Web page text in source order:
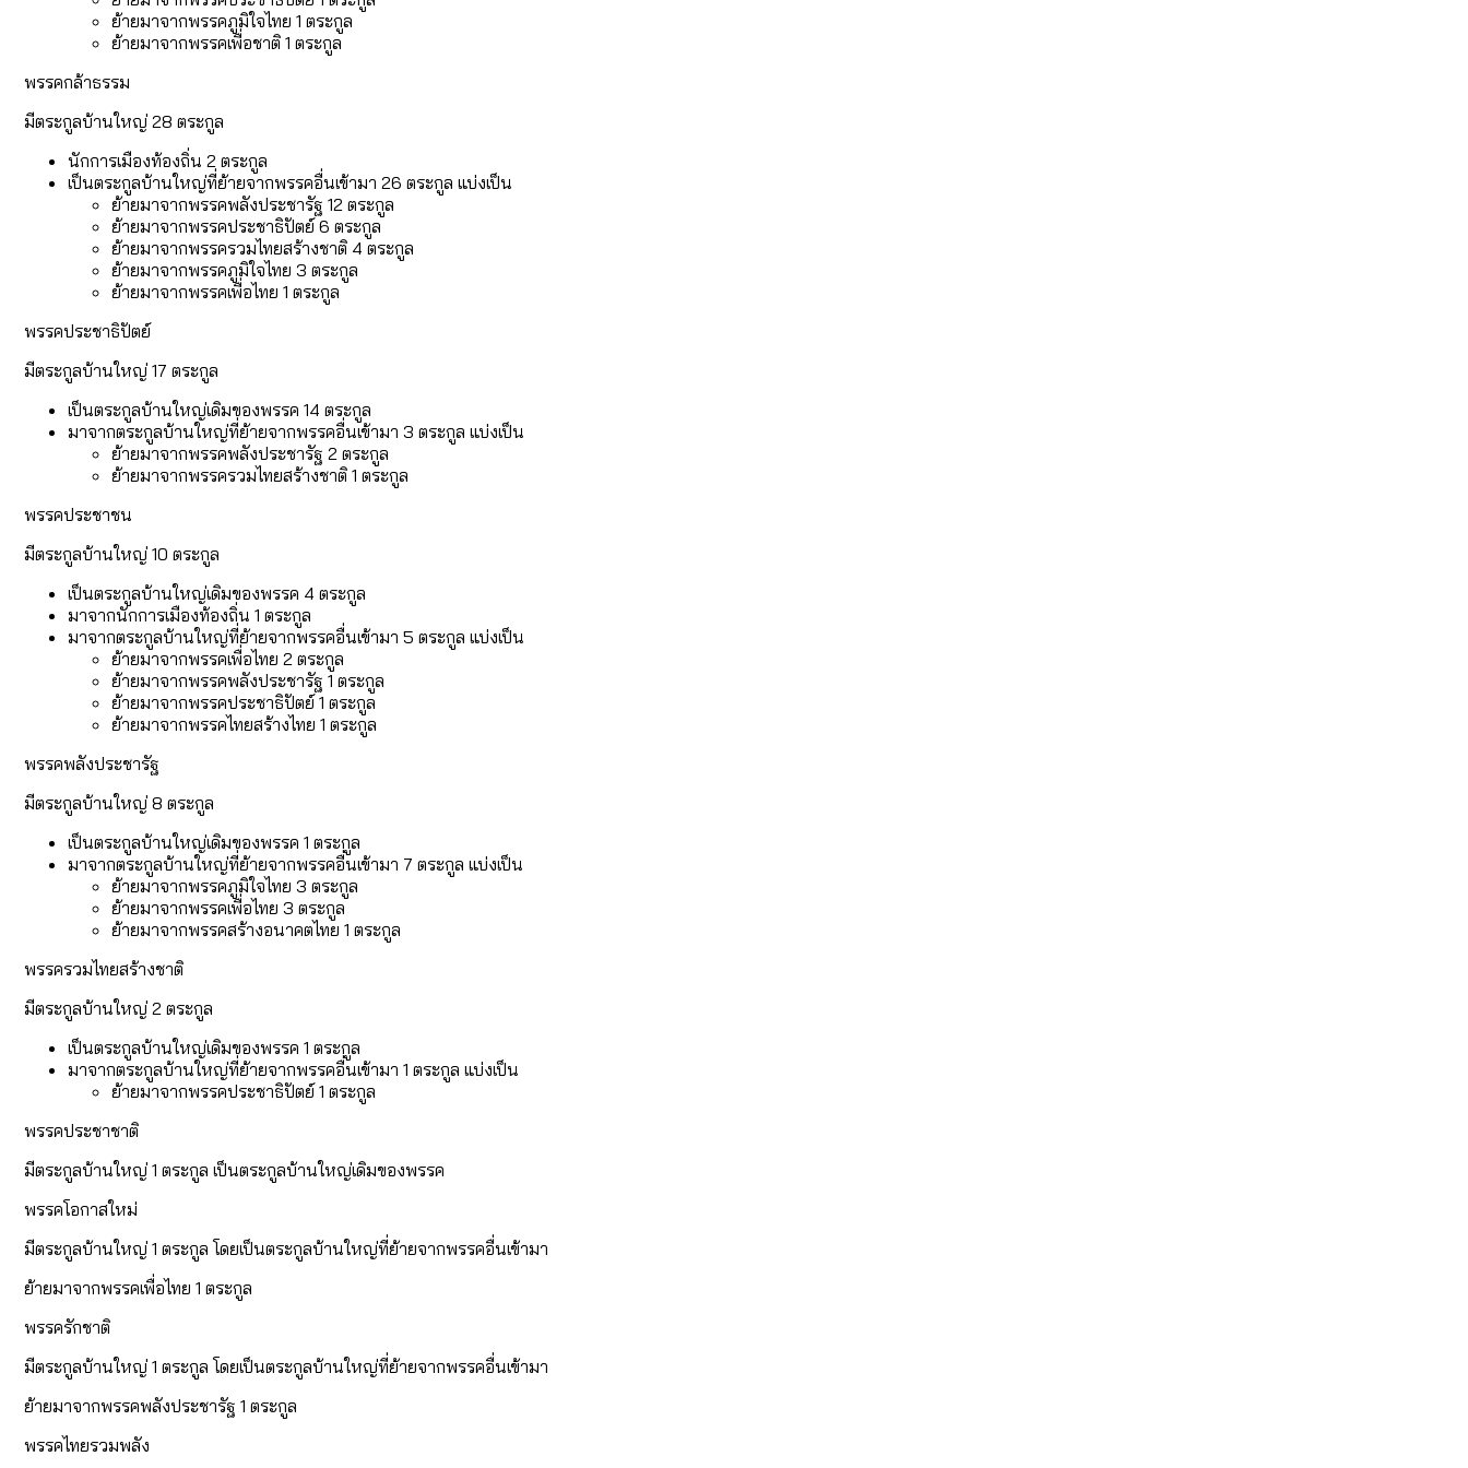
ย้ายมาจากพรรคภูมิใจไทย 1 ตระกูล
ย้ายมาจากพรรคเพื่อชาติ 1 ตระกูล
พรรคกล้าธรรม
มีตระกูลบ้านใหญ่ 28 ตระกูล
นักการเมืองท้องถิ่น 2 ตระกูล
เป็นตระกูลบ้านใหญ่ที่ย้ายจากพรรคอื่นเข้ามา 26 ตระกูล แบ่งเป็น
ย้ายมาจากพรรคพลังประชารัฐ 12 ตระกูล
ย้ายมาจากพรรคประชาธิปัตย์ 6 ตระกูล
ย้ายมาจากพรรครวมไทยสร้างชาติ 4 ตระกูล
ย้ายมาจากพรรคภูมิใจไทย 3 ตระกูล
ย้ายมาจากพรรคเพื่อไทย 1 ตระกูล
พรรคประชาธิปัตย์
มีตระกูลบ้านใหญ่ 17 ตระกูล
เป็นตระกูลบ้านใหญ่เดิมของพรรค 14 ตระกูล
มาจากตระกูลบ้านใหญ่ที่ย้ายจากพรรคอื่นเข้ามา 3 ตระกูล แบ่งเป็น
ย้ายมาจากพรรคพลังประชารัฐ 2 ตระกูล
ย้ายมาจากพรรครวมไทยสร้างชาติ 1 ตระกูล
พรรคประชาชน
มีตระกูลบ้านใหญ่ 10 ตระกูล
เป็นตระกูลบ้านใหญ่เดิมของพรรค 4 ตระกูล
มาจากนักการเมืองท้องถิ่น 1 ตระกูล
มาจากตระกูลบ้านใหญ่ที่ย้ายจากพรรคอื่นเข้ามา 5 ตระกูล แบ่งเป็น
ย้ายมาจากพรรคเพื่อไทย 2 ตระกูล
ย้ายมาจากพรรคพลังประชารัฐ 1 ตระกูล
ย้ายมาจากพรรคประชาธิปัตย์ 1 ตระกูล
ย้ายมาจากพรรคไทยสร้างไทย 1 ตระกูล
พรรคพลังประชารัฐ
มีตระกูลบ้านใหญ่ 8 ตระกูล
เป็นตระกูลบ้านใหญ่เดิมของพรรค 1 ตระกูล
มาจากตระกูลบ้านใหญ่ที่ย้ายจากพรรคอื่นเข้ามา 7 ตระกูล แบ่งเป็น
ย้ายมาจากพรรคภูมิใจไทย 3 ตระกูล
ย้ายมาจากพรรคเพื่อไทย 3 ตระกูล
ย้ายมาจากพรรคสร้างอนาคตไทย 1 ตระกูล
พรรครวมไทยสร้างชาติ
มีตระกูลบ้านใหญ่ 2 ตระกูล
เป็นตระกูลบ้านใหญ่เดิมของพรรค 1 ตระกูล
มาจากตระกูลบ้านใหญ่ที่ย้ายจากพรรคอื่นเข้ามา 1 ตระกูล แบ่งเป็น
ย้ายมาจากพรรคประชาธิปัตย์ 1 ตระกูล
พรรคประชาชาติ
มีตระกูลบ้านใหญ่ 1 ตระกูล เป็นตระกูลบ้านใหญ่เดิมของพรรค
พรรคโอกาสใหม่
มีตระกูลบ้านใหญ่ 1 ตระกูล โดยเป็นตระกูลบ้านใหญ่ที่ย้ายจากพรรคอื่นเข้ามา
ย้ายมาจากพรรคเพื่อไทย 1 ตระกูล
พรรครักชาติ
มีตระกูลบ้านใหญ่ 1 ตระกูล โดยเป็นตระกูลบ้านใหญ่ที่ย้ายจากพรรคอื่นเข้ามา
ย้ายมาจากพรรคพลังประชารัฐ 1 ตระกูล
พรรคไทยรวมพลัง